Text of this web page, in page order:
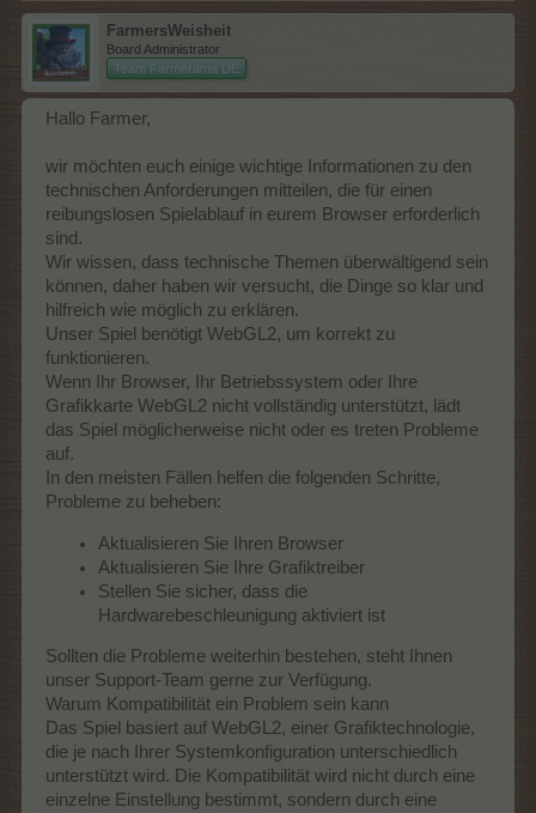
FarmersWeisheit
Board Administrator
Team Farmerama DE
Hallo Farmer,
wir möchten euch einige wichtige Informationen zu den
technischen Anforderungen mitteilen, die für einen
reibungslosen Spielablauf in eurem Browser erforderlich
sind.
Wir wissen, dass technische Themen überwältigend sein
können, daher haben wir versucht, die Dinge so klar und
hilfreich wie möglich zu erklären.
Unser Spiel benötigt WebGL2, um korrekt zu
funktionieren.
Wenn Ihr Browser, Ihr Betriebssystem oder Ihre
Grafikkarte WebGL2 nicht vollständig unterstützt, lädt
das Spiel möglicherweise nicht oder es treten Probleme
auf.
In den meisten Fällen helfen die folgenden Schritte,
Probleme zu beheben:
Aktualisieren Sie Ihren Browser
Aktualisieren Sie Ihre Grafiktreiber
Stellen Sie sicher, dass die
Hardwarebeschleunigung aktiviert ist
Sollten die Probleme weiterhin bestehen, steht Ihnen
unser Support-Team gerne zur Verfügung.
Warum Kompatibilität ein Problem sein kann
Das Spiel basiert auf WebGL2, einer Grafiktechnologie,
die je nach Ihrer Systemkonfiguration unterschiedlich
unterstützt wird. Die Kompatibilität wird nicht durch eine
einzelne Einstellung bestimmt, sondern durch eine